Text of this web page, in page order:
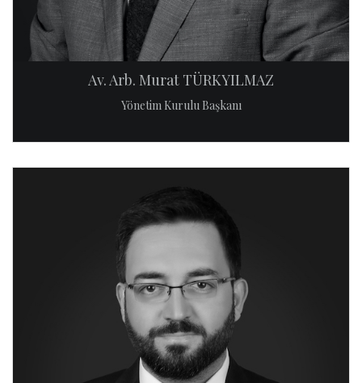
Av. Arb. Murat TÜRKYILMAZ
Yönetim Kurulu Başkanı